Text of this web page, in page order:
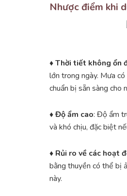
Nhược điểm khi
♦ Thời tiết không ổn
lớn trong ngày. Mưa
chuẩn bị sẵn sàng cho
♦ Độ ẩm cao: Độ ẩm
và khó chịu, đặc biệt
♦ Rủi ro về các hoạt
bằng thuyền có thể bị
này.